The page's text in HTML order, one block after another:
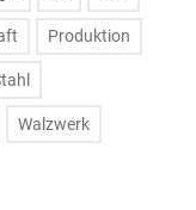
Produktion
Walzwerk